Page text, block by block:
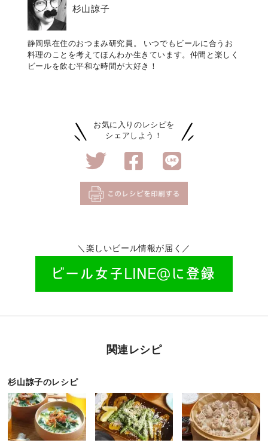
杉山諒子
静岡県在住のおつまみ研究員。 いつでもビールに合うお
料理のことを考えてほんわか生きています。仲間と楽しく
ビールを飲む平和な時間が大好き！
お気に入りのレシピを
シェアしよう！
＼楽しいビール情報が届く／
関連レシピ
杉山諒子のレシピ